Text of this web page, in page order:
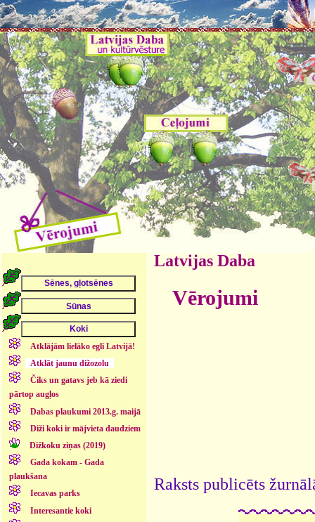
Atklājām lielāko egli Latvijā!
Atklāt jaunu dižozolu
Čiks un gatavs jeb kā ziedi
pārtop augļos
Dabas plaukumi 2013.g. maijā
Diži koki ir mājvieta daudziem
Dižkoku ziņas (2019)
Gada kokam - Gada
plaukšana
Iecavas parks
Interesantie koki
Latvijas Daba
Vērojumi
Raksts publicēts